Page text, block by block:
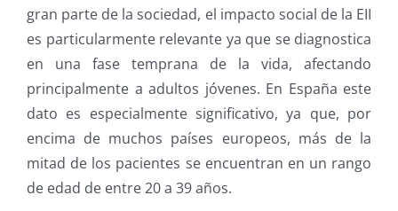
gran parte de la sociedad, el impacto social de la EII
es particularmente relevante ya que se diagnostica
en una fase temprana de la vida, afectando
principalmente a adultos jóvenes. En España este
dato es especialmente significativo, ya que, por
encima de muchos países europeos, más de la
mitad de los pacientes se encuentran en un rango
de edad de entre 20 a 39 años.